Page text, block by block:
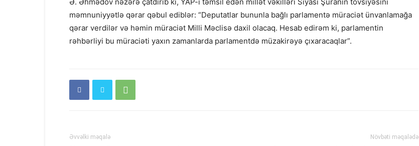
məmnuniyyətlə qərar qəbul ediblər: “Deputatlar bununla bağlı parlamentə müraciət ünvanlamağa
qərar verdilər və həmin müraciət Milli Məclisə daxil olacaq. Hesab edirəm ki, parlamentin
rəhbərliyi bu müraciəti yaxın zamanlarda parlamentdə müzakirəyə çıxaracaqlar”.
Əvvəlki məqalə Növbəti məqalədə